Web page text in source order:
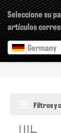
Seleccione su
artículos
Germany
Bundles
Filtros y